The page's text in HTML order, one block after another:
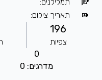
תמלילנים:
תאריך צילום:
196
צפיות
0
מדרגים: 0